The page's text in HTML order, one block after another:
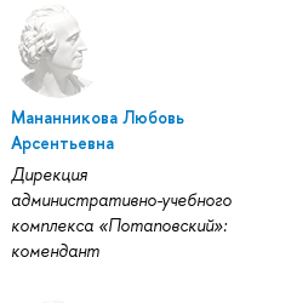
Мананникова Любовь
Арсентьевна
Дирекция
административно-учебного
комплекса «Потаповский»:
комендант